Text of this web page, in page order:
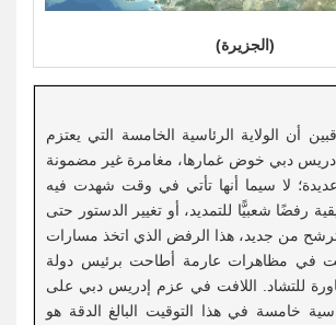
(الجزيرة)
أن الولاية الرئاسية الخامسة التي يعتزم
دبي خوض غمارها، مغامرة غير مضمونة
عديدة؛ لا سيما أنها تأتي في وقت شهدت فيه
رفضًا شعبيًّا للتمديد، أو تغيير الدستور حتى
من جديد، هذا الرفض الذي اتخذ مسارات
في مظاهرات عارمة أطاحت برئيس دولة
للتشاد. اللافت في عزم إدريس دبي على
خامسة في هذا التوقيت البالغ الدقة هو